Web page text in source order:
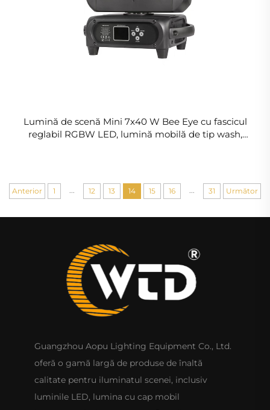
Lumină de scenă Mini 7x40 W Bee Eye cu fascicul
reglabil RGBW LED, lumină mobilă de tip wash,
Anterior 1 ... 12 13 14 15 16 ... 31 Următor
Guangzhou Aopu Lighting Equipment Co., Ltd.
oferă o gamă largă de produse de înaltă
calitate pentru iluminatul scenei, inclusiv
luminile LED, lumina cu cap mobil